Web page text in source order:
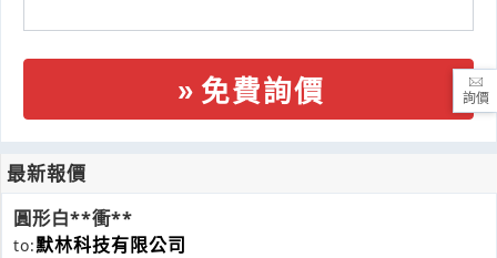
免費詢價
最新報價
圓形白**衝**
to:默林科技有限公司
詢價